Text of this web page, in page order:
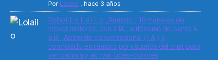
Por Lolailo ,hace 3 años
Robot L o L a i L o _Remoto : 10 maneras de
mover motores. con 3 IA , autónomo de punto A
a B , Asistente conversacional ( I A ) y
controlado en remoto por usuarios del chat para
ver cámara y activar luces-motores